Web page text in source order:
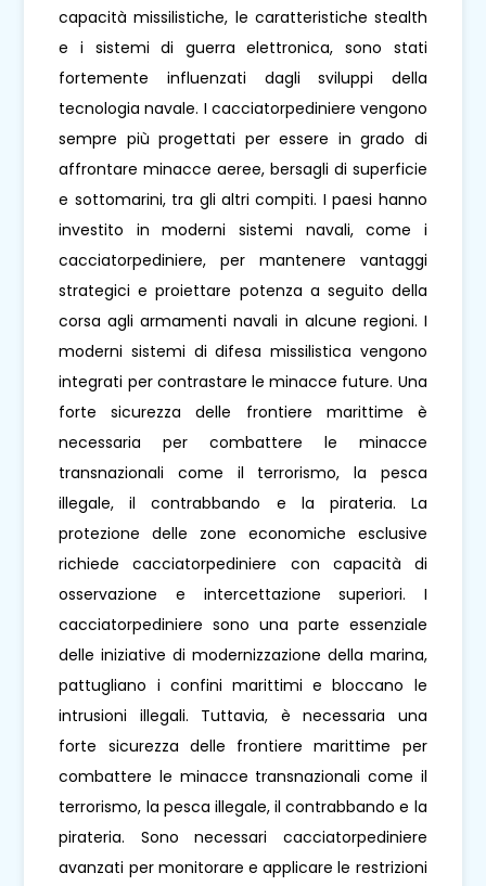
capacità missilistiche, le caratteristiche stealth
e i sistemi di guerra elettronica, sono stati
fortemente influenzati dagli sviluppi della
tecnologia navale. I cacciatorpediniere vengono
sempre più progettati per essere in grado di
affrontare minacce aeree, bersagli di superficie
e sottomarini, tra gli altri compiti. I paesi hanno
investito in moderni sistemi navali, come i
cacciatorpediniere, per mantenere vantaggi
strategici e proiettare potenza a seguito della
corsa agli armamenti navali in alcune regioni. I
moderni sistemi di difesa missilistica vengono
integrati per contrastare le minacce future. Una
forte sicurezza delle frontiere marittime è
necessaria per combattere le minacce
transnazionali come il terrorismo, la pesca
illegale, il contrabbando e la pirateria. La
protezione delle zone economiche esclusive
richiede cacciatorpediniere con capacità di
osservazione e intercettazione superiori. I
cacciatorpediniere sono una parte essenziale
delle iniziative di modernizzazione della marina,
pattugliano i confini marittimi e bloccano le
intrusioni illegali. Tuttavia, è necessaria una
forte sicurezza delle frontiere marittime per
combattere le minacce transnazionali come il
terrorismo, la pesca illegale, il contrabbando e la
pirateria. Sono necessari cacciatorpediniere
avanzati per monitorare e applicare le restrizioni